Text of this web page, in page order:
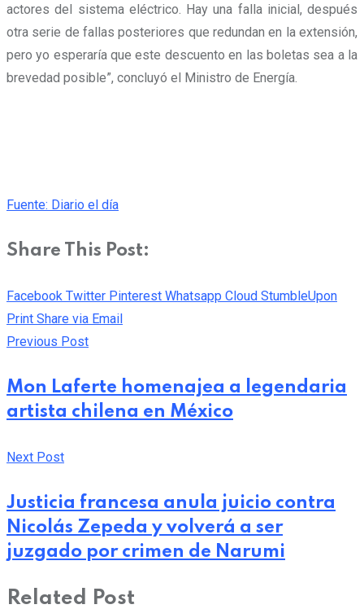
actores del sistema eléctrico. Hay una falla inicial, después
otra serie de fallas posteriores que redundan en la extensión,
pero yo esperaría que este descuento en las boletas sea a la
brevedad posible”, concluyó el Ministro de Energía.
Fuente: Diario el día
Share This Post:
Facebook Twitter Pinterest Whatsapp Cloud StumbleUpon
Print Share via Email
Previous Post
Mon Laferte homenajea a legendaria
artista chilena en México
Next Post
Justicia francesa anula juicio contra
Nicolás Zepeda y volverá a ser
juzgado por crimen de Narumi
Related Post